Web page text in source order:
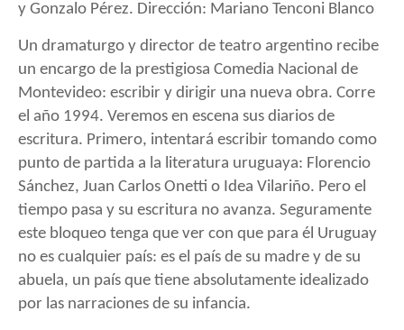
y Gonzalo Pérez. Dirección: Mariano Tenconi Blanco
Un dramaturgo y director de teatro argentino recibe
un encargo de la prestigiosa Comedia Nacional de
Montevideo: escribir y dirigir una nueva obra. Corre
el año 1994. Veremos en escena sus diarios de
escritura. Primero, intentará escribir tomando como
punto de partida a la literatura uruguaya: Florencio
Sánchez, Juan Carlos Onetti o Idea Vilariño. Pero el
tiempo pasa y su escritura no avanza. Seguramente
este bloqueo tenga que ver con que para él Uruguay
no es cualquier país: es el país de su madre y de su
abuela, un país que tiene absolutamente idealizado
por las narraciones de su infancia.